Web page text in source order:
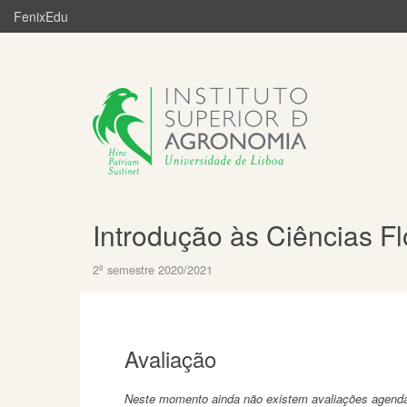
FenixEdu
Introdução às Ciências
2º semestre 2020/2021
Avaliação
Neste momento ainda não existem avaliações